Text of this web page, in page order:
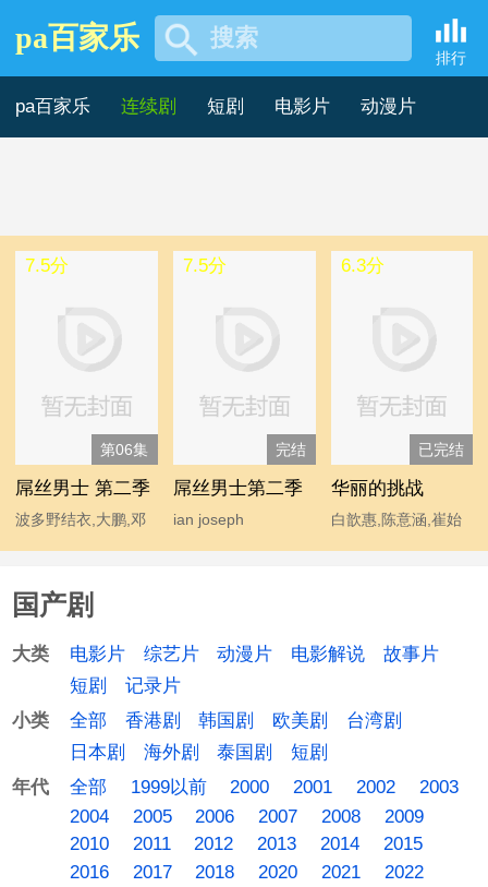
2019年国产剧 -pa百家乐
pa百家乐 搜索
排行
pa百家乐 连续剧 短剧 电影片 动漫片
第06集
7.5分
屌丝男士 第二季
波多野结衣,大鹏,邓
超,宫睿,韩寒,贾玲,姜
马丽,汤唯,王小利,王
学兵,王学圻,温兆伦,
德,于嘉,袁成杰
完结
7.5分
屌丝男士第二季
ian joseph
somerhalder,mc石
林志玲 chiling lin,柳
已完结
6.3分
华丽的挑战
白歆惠,陈意涵,崔始
源,金勤,李东海,许玮
国产剧
大类 电影片 综艺片 动漫片 电影解说
故事片
短剧
记录片
小类
全部 香港剧 韩国剧 欧美剧
台湾剧
日本剧
海外剧 泰国剧
短剧
年代
全部 1999以前 2000 2001 2002
2003
2004
2005 2006 2007 2008
2009
2010
2011 2012 2013 2014
2015
2016
2017 2018 2020 2021
2022